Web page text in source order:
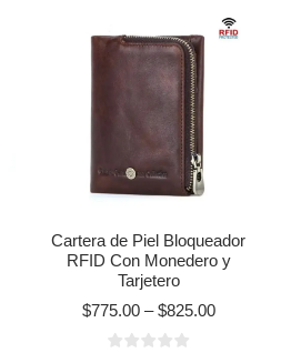
Cartera de Piel Bloqueador
RFID Con Monedero y
Tarjetero
$775.00 – $825.00